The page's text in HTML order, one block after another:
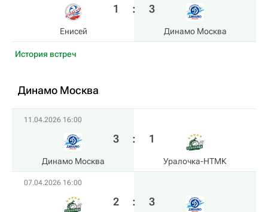
Енисей
1 : 3
Динамо Москва
История встреч
Динамо Москва
11.04.2026 16:00
Динамо Москва
3 : 1
Уралочка-НТМК
07.04.2026 16:00
2 : 3